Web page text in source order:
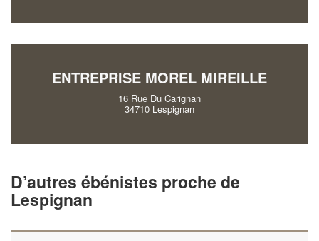
ENTREPRISE MOREL MIREILLE
16 Rue Du Carignan
34710 Lespignan
D’autres ébénistes proche de
Lespignan